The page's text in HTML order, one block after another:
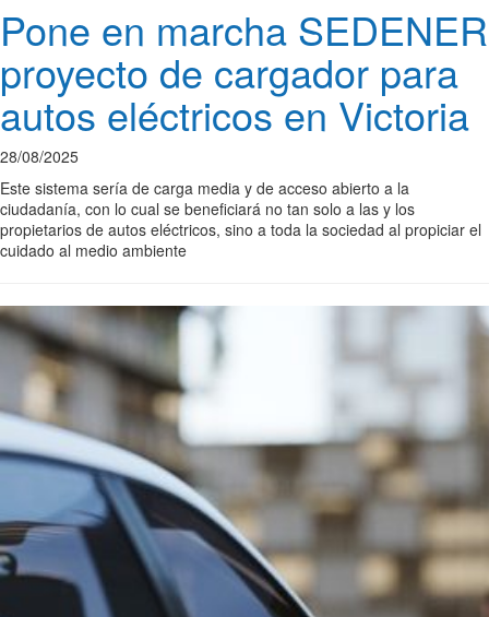
Pone en marcha SEDENER
proyecto de cargador para
autos eléctricos en Victoria
28/08/2025
Este sistema sería de carga media y de acceso abierto a la
ciudadanía, con lo cual se beneficiará no tan solo a las y los
propietarios de autos eléctricos, sino a toda la sociedad al propiciar el
cuidado al medio ambiente